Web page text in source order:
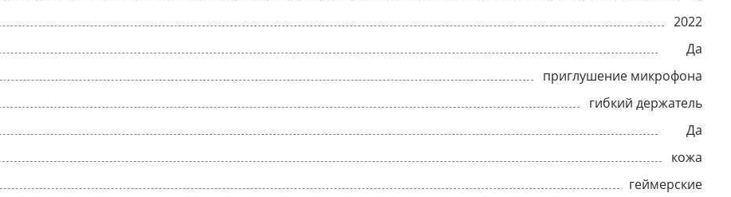
2022
Да
приглушение микрофона
гибкий держатель
Да
кожа
геймерские